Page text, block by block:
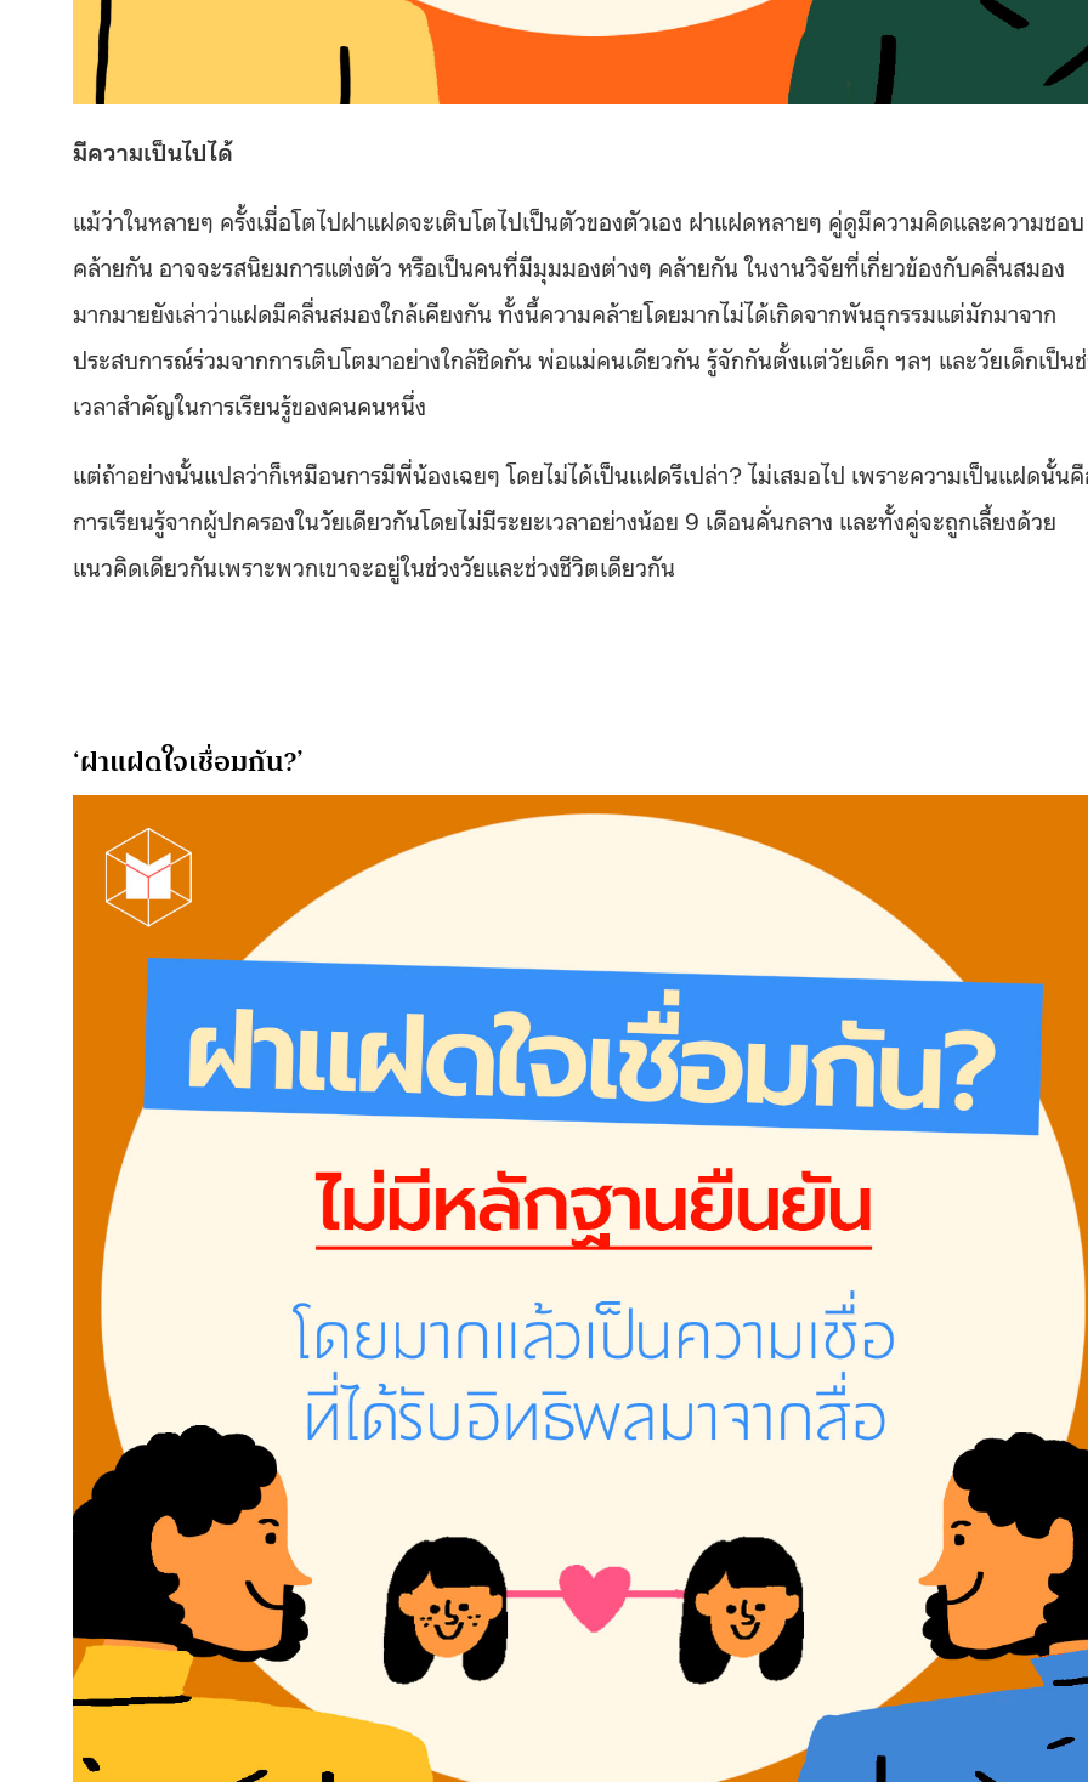
มีความเป็นไปได้
แม้ว่าในหลายๆ ครั้งเมื่อโตไปฝาแฝดจะเติบโตไปเป็นตัวของตัวเอง ฝาแฝดหลายๆ คู่ดูมีความคิดและความชอบ
คล้ายกัน อาจจะรสนิยมการแต่งตัว หรือเป็นคนที่มีมุมมองต่างๆ คล้ายกัน ในงานวิจัยที่เกี่ยวข้องกับคลื่นสมอง
มากมายยังเล่าว่าแฝดมีคลื่นสมองใกล้เคียงกัน ทั้งนี้ความคล้ายโดยมากไม่ได้เกิดจากพันธุกรรมแต่มักมาจาก
ประสบการณ์ร่วมจากการเติบโตมาอย่างใกล้ชิดกัน พ่อแม่คนเดียวกัน รู้จักกันตั้งแต่วัยเด็ก ฯลฯ และวัยเด็กเป็น
เวลาสำคัญในการเรียนรู้ของคนคนหนึ่ง
แต่ถ้าอย่างนั้นแปลว่าก็เหมือนการมีพี่น้องเฉยๆ โดยไม่ได้เป็นแฝดรึเปล่า? ไม่เสมอไป เพราะความเป็นแฝดนั้น
การเรียนรู้จากผู้ปกครองในวัยเดียวกันโดยไม่มีระยะเวลาอย่างน้อย 9 เดือนคั่นกลาง และทั้งคู่จะถูกเลี้ยงด้วย
แนวคิดเดียวกันเพราะพวกเขาจะอยู่ในช่วงวัยและช่วงชีวิตเดียวกัน
‘ฝาแฝดใจเชื่อมกัน?’